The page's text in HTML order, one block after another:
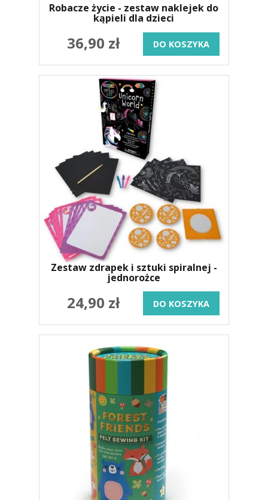
Robacze życie - zestaw naklejek do
kąpieli dla dzieci
36,90 zł DO KOSZYKA
Zestaw zdrapek i sztuki spiralnej -
jednorożce
24,90 zł DO KOSZYKA